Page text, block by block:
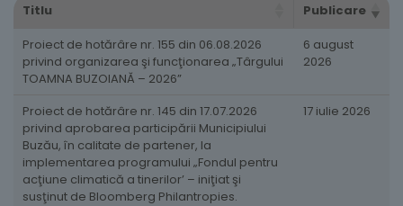
Titlu
Publicare
Proiect de hotărâre nr. 155 din 06.08.2026
privind organizarea şi funcţionarea „Târgului
TOAMNA BUZOIANĂ – 2026”
6 august
2026
Proiect de hotărâre nr. 145 din 17.07.2026
privind aprobarea participării Municipiului
Buzău, în calitate de partener, la
implementarea programului „Fondul pentru
acţiune climatică a tinerilor’ – iniţiat şi
susţinut de Bloomberg Philantropies.
17 iulie 2026